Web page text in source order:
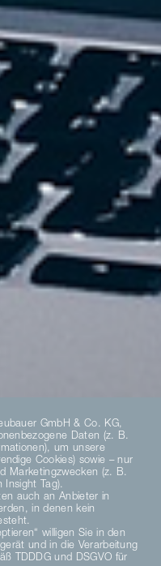
GmbH & Co. KG,
Daten (z. B.
um unsere
Cookies) sowie – nur
Marketingzwecken (z. B.
Insight Tag).
auch an Anbieter in
in denen kein
willigen Sie in den
und in die Verarbeitung
TDDDG und DSGVO für